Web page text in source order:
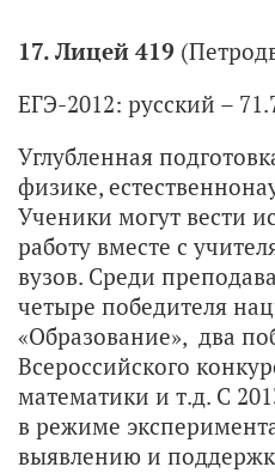
17. Лицей 419
ЕГЭ-2012: русский –
Углубленная
физике,
Ученики могут вести
работу вместе с
вузов. Среди
четыре победителя
«Образование», два
Всероссийского
математики и т.д. С
в режиме
выявлению и